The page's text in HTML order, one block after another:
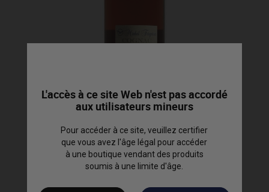
L'accès à ce site Web n'est pas accordé
aux utilisateurs mineurs
Pour accéder à ce site, veuillez certifier
que vous avez l'âge légal pour accéder
à une boutique vendant des produits
soumis à une limite d'âge.